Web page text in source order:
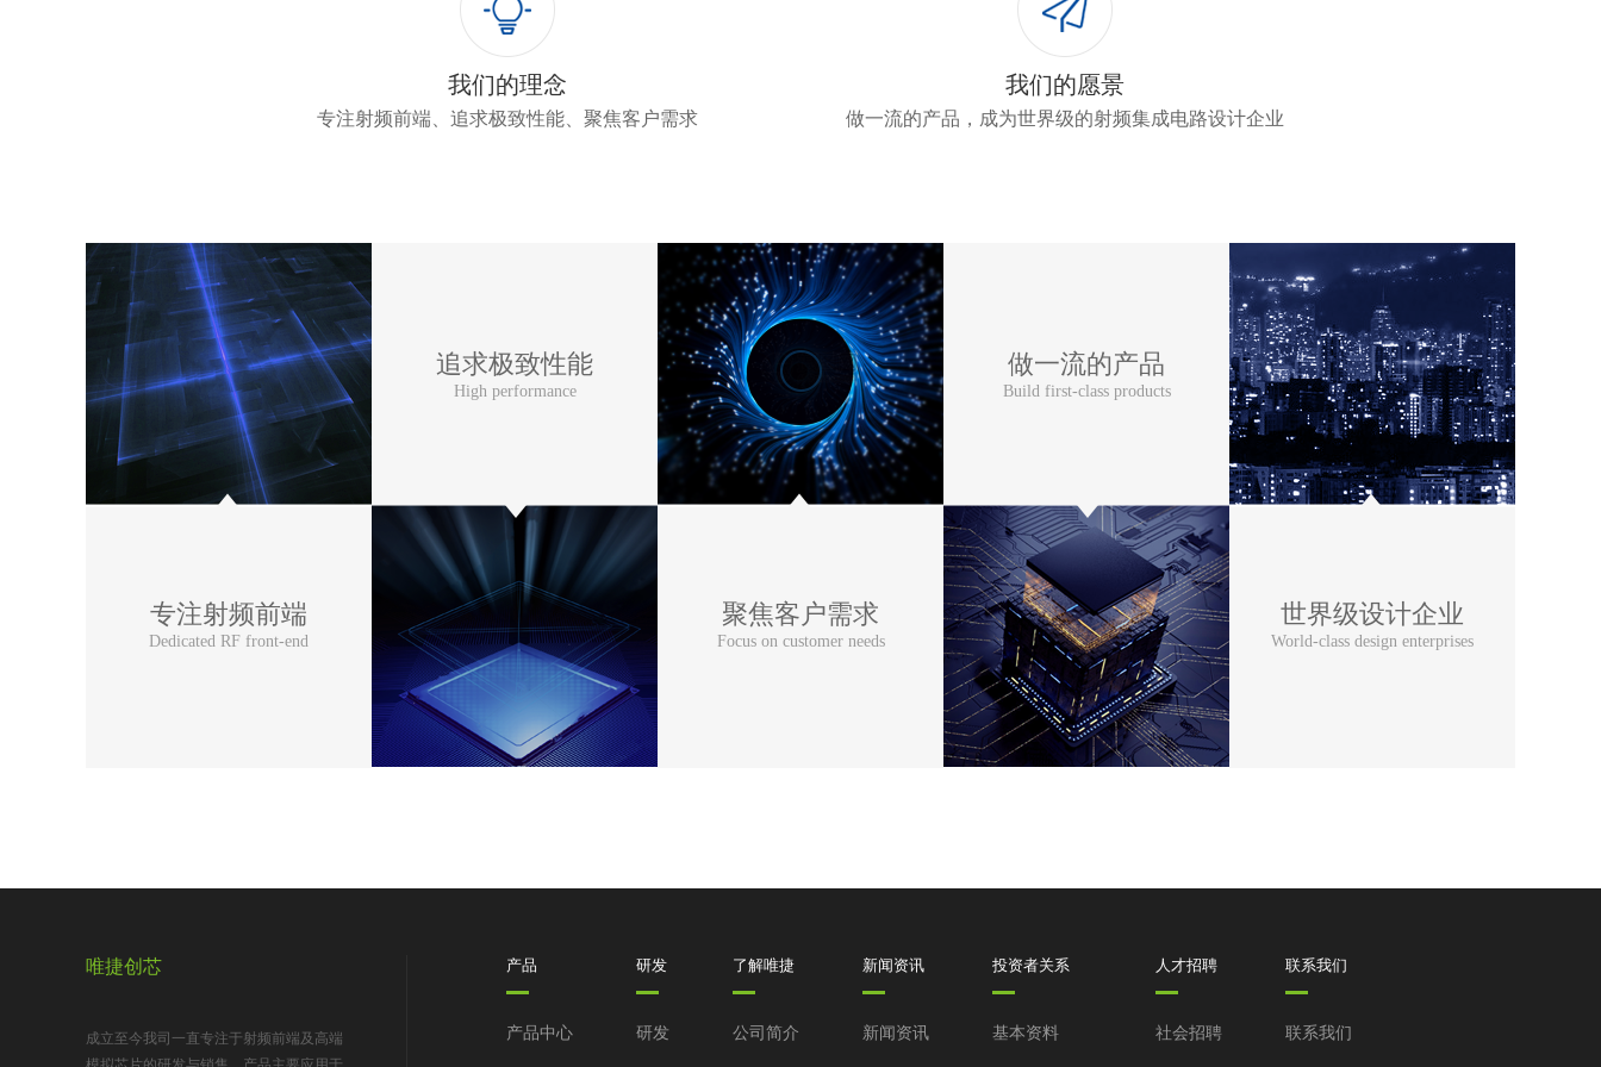
我们的理念
专注射频前端、追求极致性能、聚焦客户需求
我们的愿景
做一流的产品，成为世界级的射频集成电路设计企业
专注射频前端
Dedicated RF front-end
追求极致性能
High performance
聚焦客户需求
Focus on customer needs
做一流的产品
Build first-class products
世界级设计企业
World-class design enterprises
唯捷创芯
成立至今我司一直专注于射频前端及高端
产品
产品中心
研发
研发
了解唯捷
公司简介
新闻资讯
新闻资讯
投资者关系
基本资料
人才招聘
社会招聘
联系我们
联系我们